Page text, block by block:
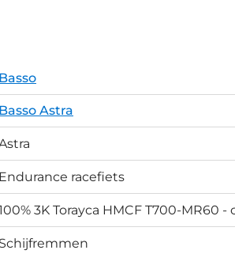
Microtech All Road stuur
het systeem waarmee de
die ook nog eens anti-
waarmee het verwijderen en
schijfremmen. De
ready.
Basso
Basso Astra
Endurance racefiets
3K Torayca HMCF T700-MR60 -
Schijfremmen